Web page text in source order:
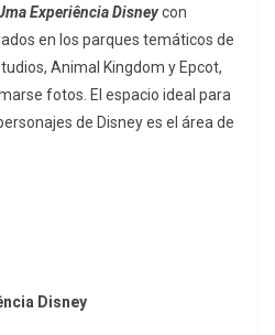
Experiência Disneycon
en los parques temáticos de
Animal Kingdom y Epcot,
fotos. El espacio ideal para
de Disney es el área de
Disney